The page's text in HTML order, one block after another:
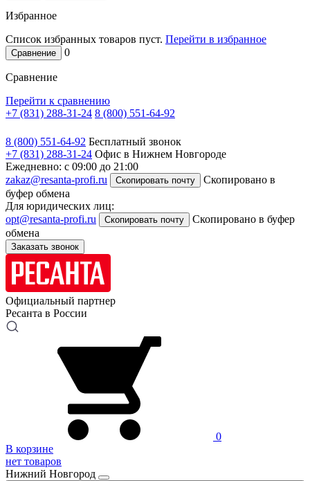
Избранное
Список избранных товаров пуст. Перейти в избранное
Сравнение 0
Сравнение
Перейти к сравнению
+7 (831) 288-31-24 8 (800) 551-64-92
8 (800) 551-64-92 Бесплатный звонок
+7 (831) 288-31-24 Офис в Нижнем Новгороде
Ежедневно: с 09:00 до 21:00
zakaz@resanta-profi.ru
Скопировать почту
Скопировано в
буфер обмена
Для юридических лиц:
opt@resanta-profi.ru
Скопировать почту
Скопировано в буфер
обмена
Заказать звонок
Официальный партнер
Ресанта в России
0
В корзине
нет товаров
Нижний Новгород